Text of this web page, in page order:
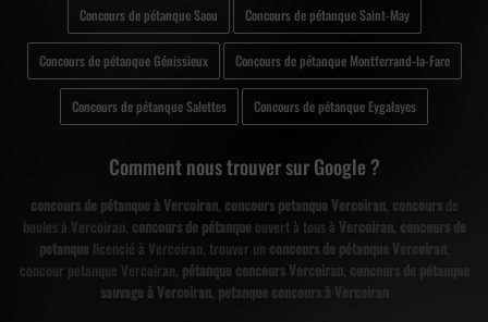
Concours de pétanque Saou Concours de pétanque Saint-May
Concours de pétanque Génissieux Concours de pétanque Montferrand-la-Fare
Concours de pétanque Salettes Concours de pétanque Eygalayes
Comment nous trouver sur Google ?
concours de pétanque à Vercoiran, concours petanque Vercoiran, concoursde
boules à Vercoiran, concours de pétanqueouvert à tous à Vercoiran, concours de
petanque licencié à Vercoiran, trouver un concours de pétanque Vercoiran
concour petanque Vercoiran, pétanque concours Vercoiran, concours de pétanque
sauvage à Vercoiran, petanque concours à Vercoiran